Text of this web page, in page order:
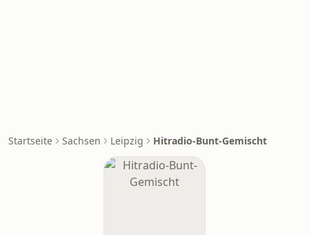
Startseite Sachsen Leipzig Hitradio-Bunt-Gemischt